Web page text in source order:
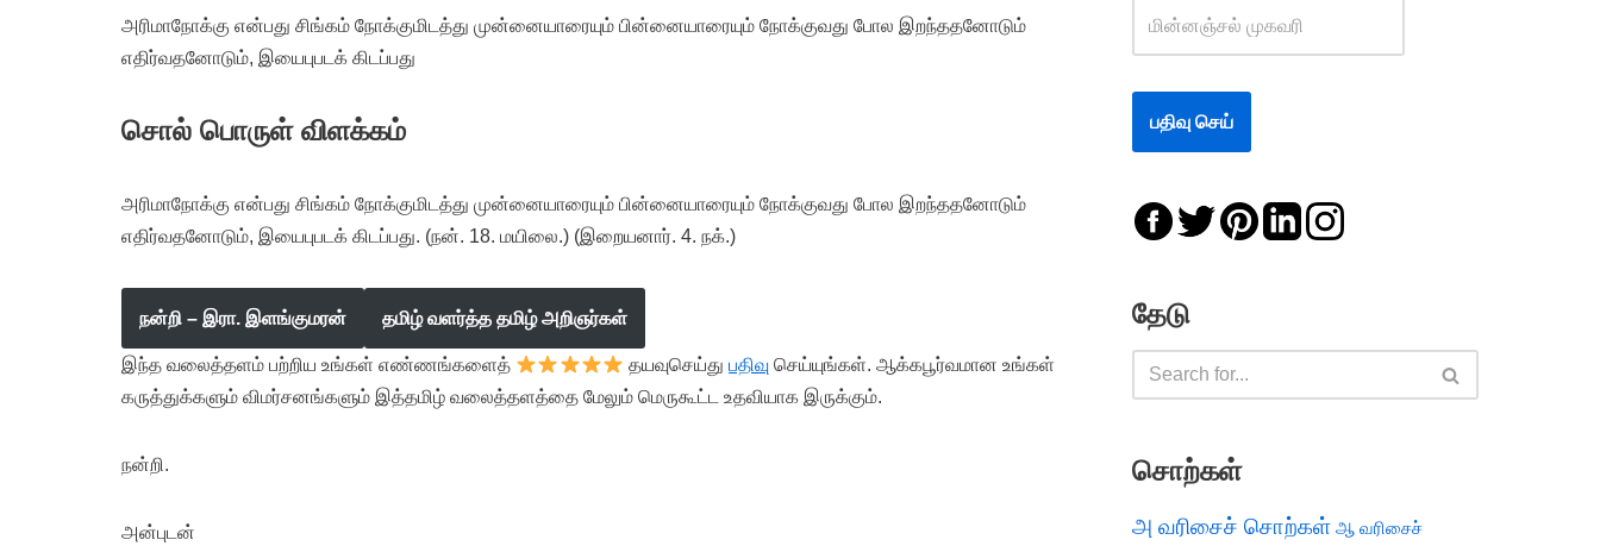
அரிமாநோக்கு என்பது சிங்கம் நோக்குமிடத்து முன்னையாரையும் பின்னையாரையும் நோக்குவது போல இறந்ததனோடும்
எதிர்வதனோடும், இயைபுபடக் கிடப்பது
சொல் பொருள் விளக்கம்
அரிமாநோக்கு என்பது சிங்கம் நோக்குமிடத்து முன்னையாரையும் பின்னையாரையும் நோக்குவது போல இறந்ததனோடும்
எதிர்வதனோடும், இயைபுபடக் கிடப்பது. (நன். 18. மயிலை.) (இறையனார். 4. நக்.)
நன்றி – இரா. இளங்குமரன் தமிழ் வளர்த்த தமிழ் அறிஞர்கள்
இந்த வலைத்தளம் பற்றிய உங்கள் எண்ணங்களைத் தயவுசெய்துபதிவு செய்யுங்கள். ஆக்கபூர்வமான உங்கள்
கருத்துக்களும் விமர்சனங்களும் இத்தமிழ் வலைத்தளத்தை மேலும் மெருகூட்ட உதவியாக இருக்கும்.
நன்றி.
அன்புடன்
தேடு
சொற்கள்
அ வரிசைச் சொற்கள் ஆ வரிசைச்